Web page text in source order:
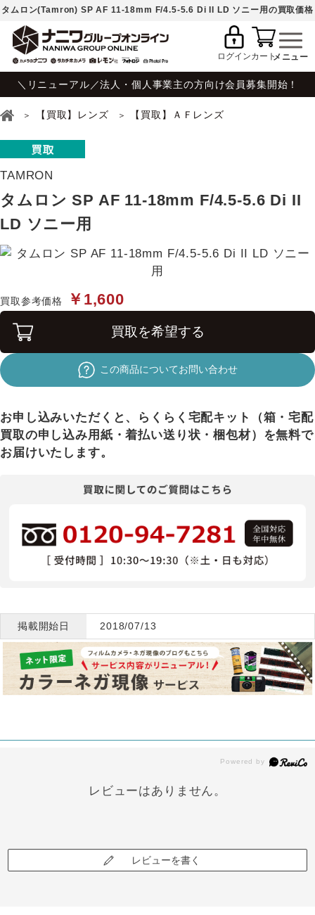
タムロン(Tamron) SP AF 11-18mm F/4.5-5.6 Di II LD ソニー用の買取価格
ログインカート
＼リニューアル／法人・個人事業主の方向け会員募集開始！
【買取】レンズ 【買取】ＡＦレンズ
TAMRON
タムロン SP AF 11-18mm F/4.5-5.6 Di II
LD ソニー用
買取参考価格 ￥1,600
買取を希望する
この商品についてお問い合わせ
お申し込みいただくと、らくらく宅配キット（箱・宅配
買取の申し込み用紙・着払い送り状・梱包材）を無料で
お届けいたします。
掲載開始日 2018/07/13
レビューはありません。
レビューを書く